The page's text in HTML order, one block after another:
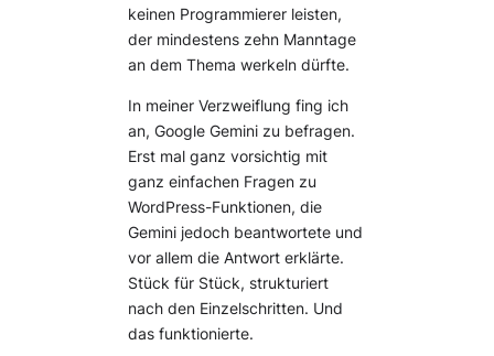
keinen Programmierer leisten,
der mindestens zehn Manntage
an dem Thema werkeln dürfte.
In meiner Verzweiflung fing ich
an, Google Gemini zu befragen.
Erst mal ganz vorsichtig mit
ganz einfachen Fragen zu
WordPress-Funktionen, die
Gemini jedoch beantwortete und
vor allem die Antwort erklärte.
Stück für Stück, strukturiert
nach den Einzelschritten. Und
das funktionierte.